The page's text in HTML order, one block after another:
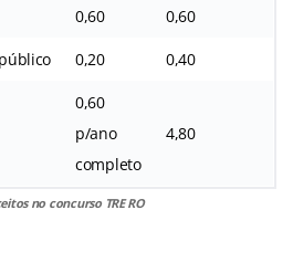
0,60 0,60
0,20 0,40
0,60
p/ano
completo
4,80
no concurso TRE RO